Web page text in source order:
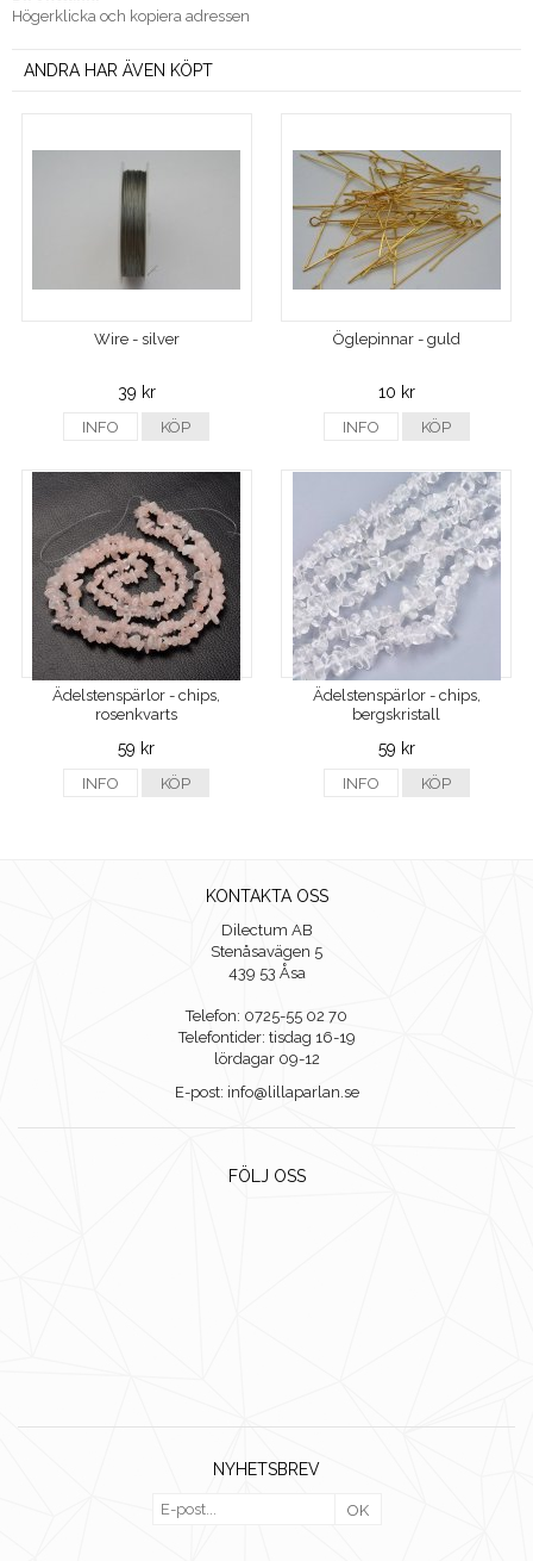
Högerklicka och kopiera adressen
ANDRA HAR ÄVEN KÖPT
Wire - silver
39 kr
INFO KÖP
Öglepinnar - guld
10 kr
INFO KÖP
Ädelstenspärlor - chips,
rosenkvarts
59 kr
INFO KÖP
Ädelstenspärlor - chips,
bergskristall
59 kr
INFO KÖP
KONTAKTA OSS
Dilectum AB
Stenåsavägen 5
439 53 Åsa
Telefon: 0725-55 02 70
Telefontider: tisdag 16-19
lördagar 09-12
E-post: info@lillaparlan.se
FÖLJ OSS
NYHETSBREV
OK